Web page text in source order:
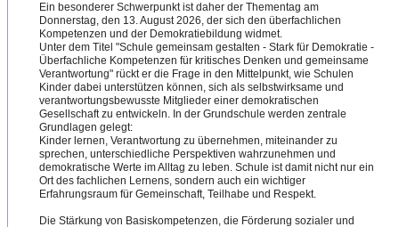
Ein besonderer Schwerpunkt ist daher der Thementag am
Donnerstag, den 13. August 2026, der sich den überfachlichen
Kompetenzen und der Demokratiebildung widmet.
Unter dem Titel "Schule gemeinsam gestalten - Stark für Demokratie -
Überfachliche Kompetenzen für kritisches Denken und gemeinsame
Verantwortung" rückt er die Frage in den Mittelpunkt, wie Schulen
Kinder dabei unterstützen können, sich als selbstwirksame und
verantwortungsbewusste Mitglieder einer demokratischen
Gesellschaft zu entwickeln. In der Grundschule werden zentrale
Grundlagen gelegt:
Kinder lernen, Verantwortung zu übernehmen, miteinander zu
sprechen, unterschiedliche Perspektiven wahrzunehmen und
demokratische Werte im Alltag zu leben. Schule ist damit nicht nur ein
Ort des fachlichen Lernens, sondern auch ein wichtiger
Erfahrungsraum für Gemeinschaft, Teilhabe und Respekt.
Die Stärkung von Basiskompetenzen, die Förderung sozialer und